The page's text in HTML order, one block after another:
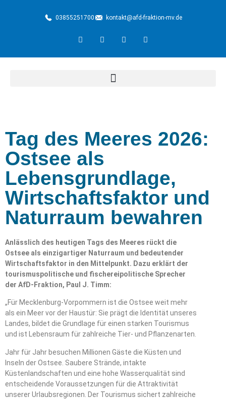
03855251700 kontakt@afd-fraktion-mv.de
Tag des Meeres 2026:
Ostsee als
Lebensgrundlage,
Wirtschaftsfaktor und
Naturraum bewahren
Anlässlich des heutigen Tags des Meeres rückt die
Ostsee als einzigartiger Naturraum und bedeutender
Wirtschaftsfaktor in den Mittelpunkt. Dazu erklärt der
tourismuspolitische und fischereipolitische Sprecher
der AfD-Fraktion, Paul J. Timm:
„Für Mecklenburg-Vorpommern ist die Ostsee weit mehr
als ein Meer vor der Haustür: Sie prägt die Identität unseres
Landes, bildet die Grundlage für einen starken Tourismus
und ist Lebensraum für zahlreiche Tier- und Pflanzenarten.
Jahr für Jahr besuchen Millionen Gäste die Küsten und
Inseln der Ostsee. Saubere Strände, intakte
Küstenlandschaften und eine hohe Wasserqualität sind
entscheidende Voraussetzungen für die Attraktivität
unserer Urlaubsregionen. Der Tourismus sichert zahlreiche